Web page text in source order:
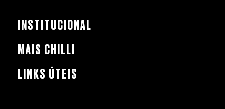
INSTITUCIONAL
MAIS CHILLI
LINKS ÚTEIS